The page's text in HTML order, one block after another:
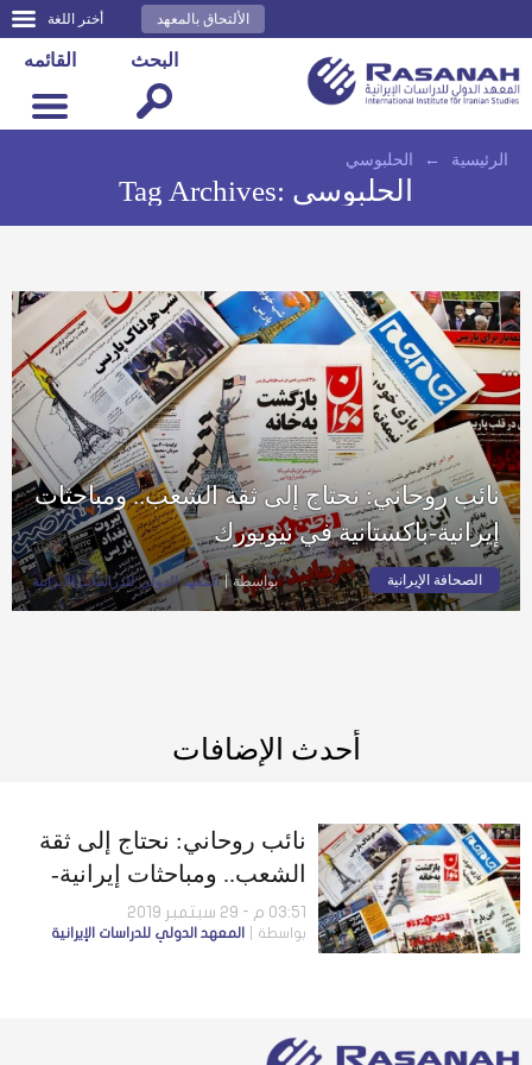
أختر اللغة الألتحاق بالمعهد
القائمه البحث
الرئيسية ← الحلبوسي
Tag Archives: الحلبوسي
نائب روحاني: نحتاج إلى ثقة الشعب.. ومباحثات
إيرانية-باكستانية في نيويورك
الصحافة الإيرانية بواسطة المعهد الدولي للدراسات الإيرانية
أحدث الإضافات
نائب روحاني: نحتاج إلى ثقة
الشعب.. ومباحثات إيرانية-
باكستانية في نيويورك
03:51 م - 29 سبتمبر 2019
بواسطة المعهد الدولي للدراسات الإيرانية